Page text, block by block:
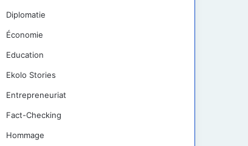
Diplomatie
Économie
Education
Ekolo Stories
Entrepreneuriat
Fact-Checking
Hommage